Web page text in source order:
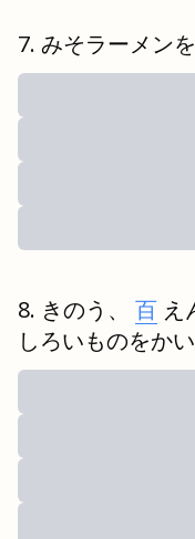
みそラーメンを
きのう、 百 え
しろいものをかい